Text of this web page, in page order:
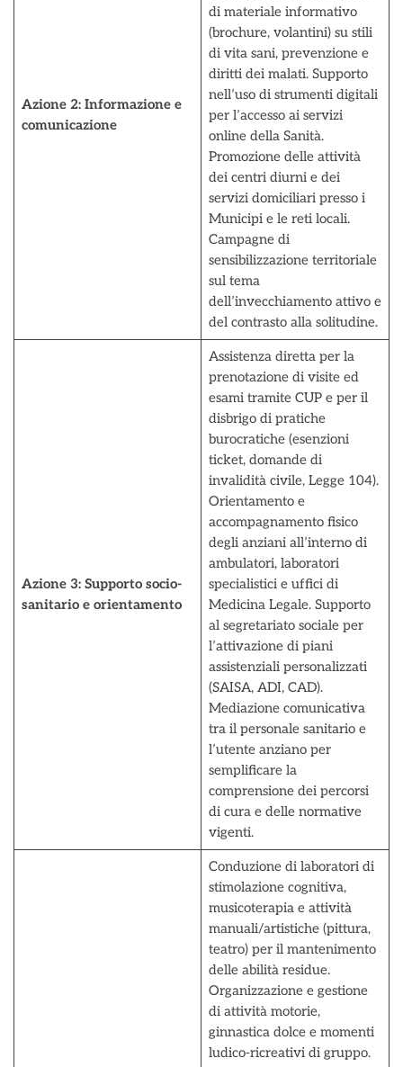
Azione 2: Informazione e
comunicazione
di materiale informativo
(brochure, volantini) su stili
di vita sani, prevenzione e
diritti dei malati. Supporto
nell’uso di strumenti digitali
per l’accesso ai servizi
online della Sanità.
Promozione delle attività
dei centri diurni e dei
servizi domiciliari presso i
Municipi e le reti locali.
Campagne di
sensibilizzazione territoriale
sul tema
dell’invecchiamento attivo e
del contrasto alla solitudine.
Azione 3: Supporto socio-
sanitario e orientamento
Assistenza diretta per la
prenotazione di visite ed
esami tramite CUP e per il
disbrigo di pratiche
burocratiche (esenzioni
ticket, domande di
invalidità civile, Legge 104).
Orientamento e
accompagnamento fisico
degli anziani all’interno di
ambulatori, laboratori
specialistici e uffici di
Medicina Legale. Supporto
al segretariato sociale per
l’attivazione di piani
assistenziali personalizzati
(SAISA, ADI, CAD).
Mediazione comunicativa
tra il personale sanitario e
l’utente anziano per
semplificare la
comprensione dei percorsi
di cura e delle normative
vigenti.
Conduzione di laboratori di
stimolazione cognitiva,
musicoterapia e attività
manuali/artistiche (pittura,
teatro) per il mantenimento
delle abilità residue.
Organizzazione e gestione
di attività motorie,
ginnastica dolce e momenti
ludico-ricreativi di gruppo.